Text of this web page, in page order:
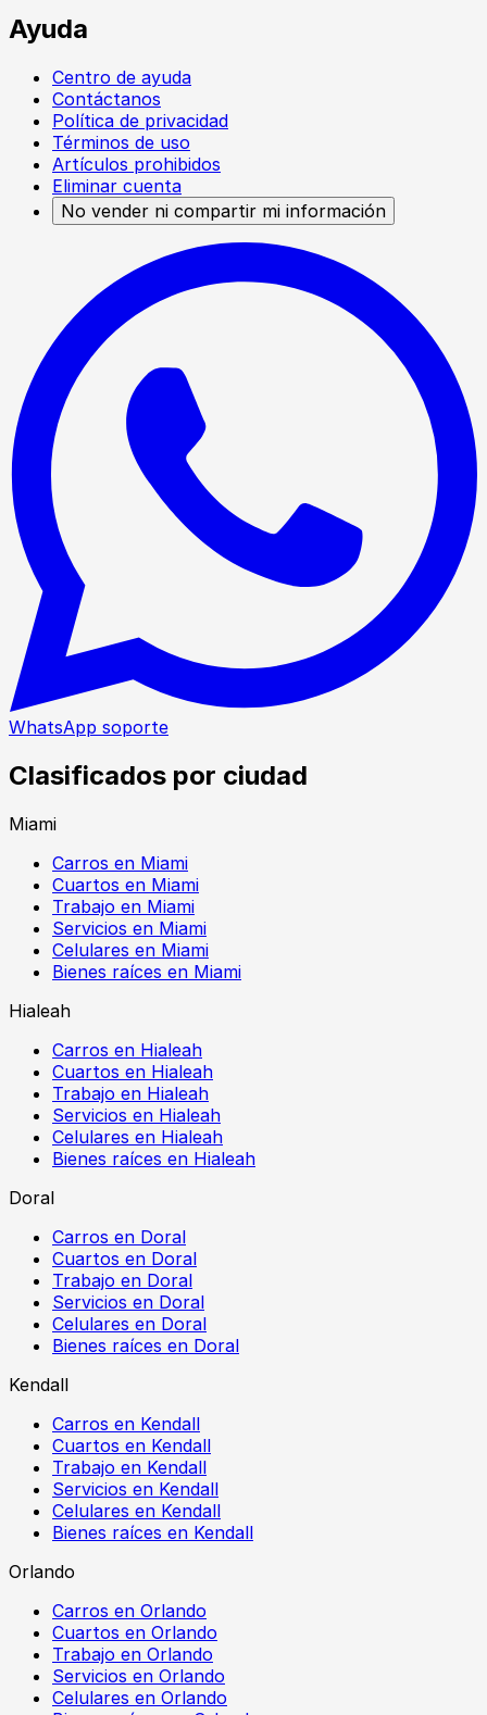
Ayuda
Centro de ayuda
Contáctanos
Política de privacidad
Términos de uso
Artículos prohibidos
Eliminar cuenta
No vender ni compartir mi información
WhatsApp soporte
Clasificados por ciudad
Miami
Carros en Miami
Cuartos en Miami
Trabajo en Miami
Servicios en Miami
Celulares en Miami
Bienes raíces en Miami
Hialeah
Carros en Hialeah
Cuartos en Hialeah
Trabajo en Hialeah
Servicios en Hialeah
Celulares en Hialeah
Bienes raíces en Hialeah
Doral
Carros en Doral
Cuartos en Doral
Trabajo en Doral
Servicios en Doral
Celulares en Doral
Bienes raíces en Doral
Kendall
Carros en Kendall
Cuartos en Kendall
Trabajo en Kendall
Servicios en Kendall
Celulares en Kendall
Bienes raíces en Kendall
Orlando
Carros en Orlando
Cuartos en Orlando
Trabajo en Orlando
Servicios en Orlando
Celulares en Orlando